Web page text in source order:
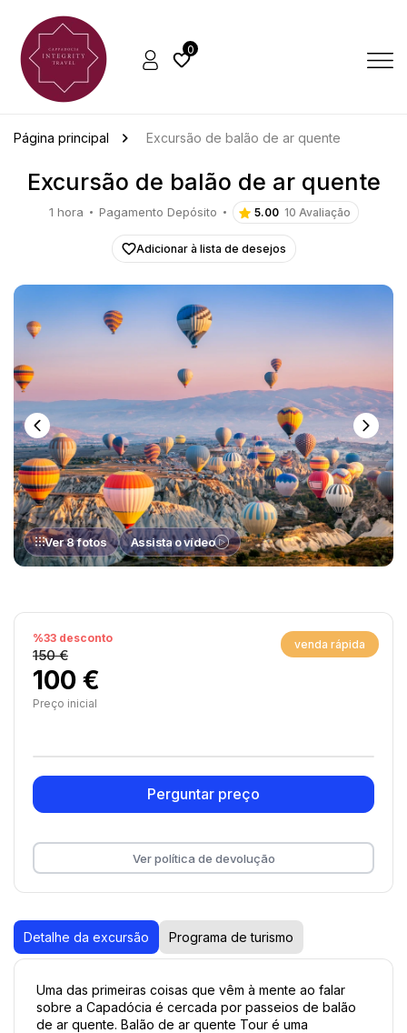
0
Página principal Excursão de balão de ar quente
Excursão de balão de ar quente
1 hora Pagamento Depósito 5.00 10 Avaliação
Adicionar à lista de desejos
Ver 8 fotos Assista o vídeo
venda rápida
%33 desconto
150 €
100 €
Preço inicial
Perguntar preço
Ver política de devolução
Detalhe da excursão Programa de turismo
Uma das primeiras coisas que vêm à mente ao falar
sobre a Capadócia é cercada por passeios de balão
de ar quente. Balão de ar quente Tour é uma